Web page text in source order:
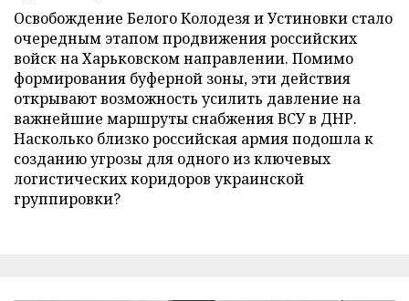
Освобождение Белого Колодезя и Устиновки стало
очередным этапом продвижения российских
войск на Харьковском направлении. Помимо
формирования буферной зоны, эти действия
открывают возможность усилить давление на
важнейшие маршруты снабжения ВСУ в ДНР.
Насколько близко российская армия подошла к
созданию угрозы для одного из ключевых
логистических коридоров украинской
группировки?